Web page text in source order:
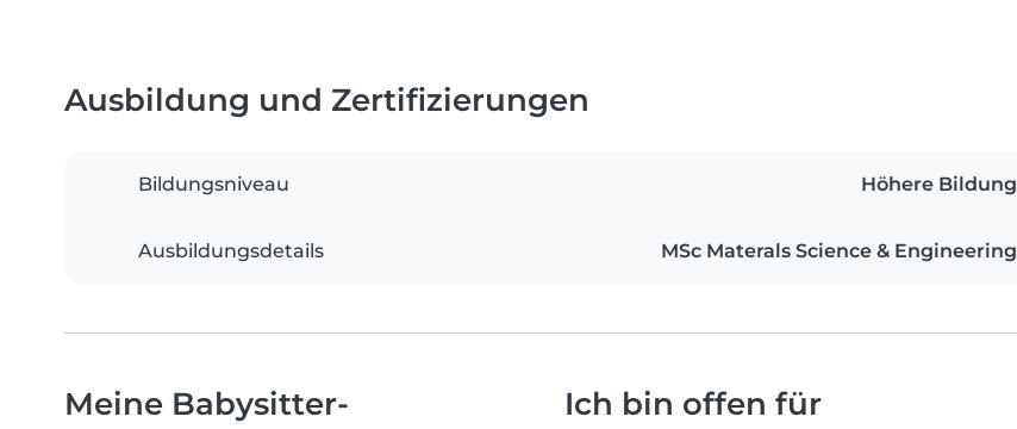
Ausbildung und Zertifizierungen
Bildungsniveau Höhere Bildung
Ausbildungsdetails MSc Materals Science & Engineering
Meine Babysitter-
Ich bin offen für